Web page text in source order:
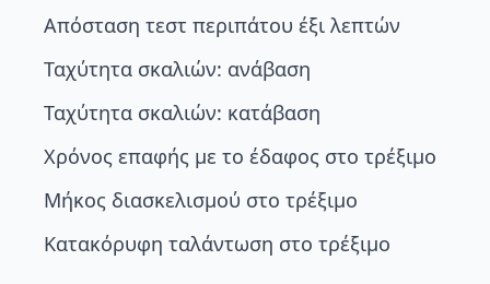
Απόσταση τεστ περιπάτου έξι λεπτών
Ταχύτητα σκαλιών: ανάβαση
Ταχύτητα σκαλιών: κατάβαση
Χρόνος επαφής με το έδαφος στο τρέξιμο
Μήκος διασκελισμού στο τρέξιμο
Κατακόρυφη ταλάντωση στο τρέξιμο